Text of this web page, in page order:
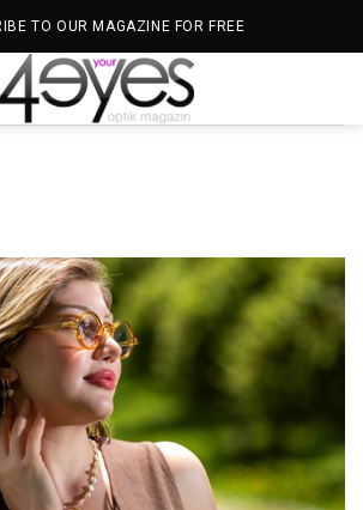
TO OUR MAGAZINE FOR FREE